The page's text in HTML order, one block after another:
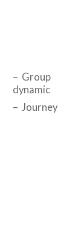
– Group
dynamic
– Journey